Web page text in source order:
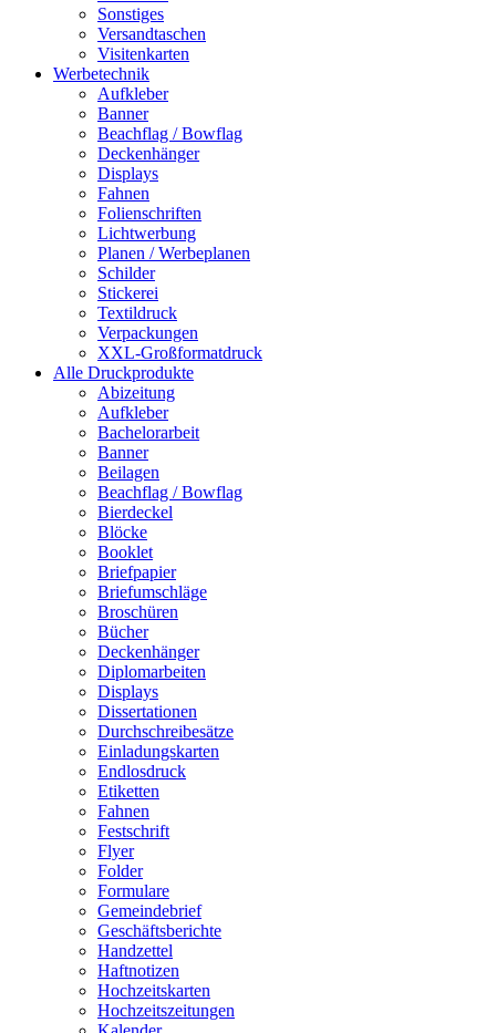
Sonstiges
Versandtaschen
Visitenkarten
Werbetechnik
Aufkleber
Banner
Beachflag / Bowflag
Deckenhänger
Displays
Fahnen
Folienschriften
Lichtwerbung
Planen / Werbeplanen
Schilder
Stickerei
Textildruck
Verpackungen
XXL-Großformatdruck
Alle Druckprodukte
Abizeitung
Aufkleber
Bachelorarbeit
Banner
Beilagen
Beachflag / Bowflag
Bierdeckel
Blöcke
Booklet
Briefpapier
Briefumschläge
Broschüren
Bücher
Deckenhänger
Diplomarbeiten
Displays
Dissertationen
Durchschreibesätze
Einladungskarten
Endlosdruck
Etiketten
Fahnen
Festschrift
Flyer
Folder
Formulare
Gemeindebrief
Geschäftsberichte
Handzettel
Haftnotizen
Hochzeitskarten
Hochzeitszeitungen